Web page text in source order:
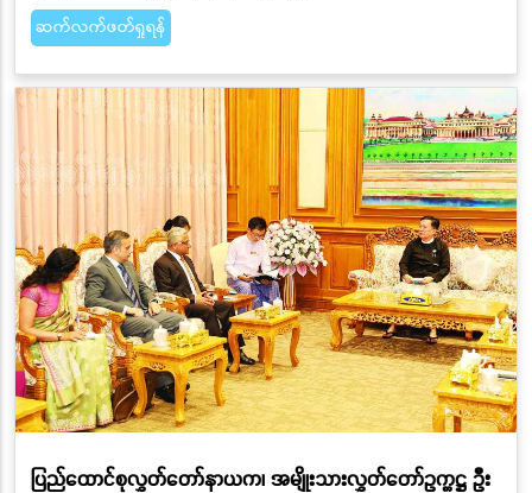
ဆက်လက်ဖတ်ရှုရန်
ပြည်ထောင်စုလွှတ်တော်နာယက၊ အမျိုးသားလွှတ်တော်ဥက္ကဋ္ဌ ဦး